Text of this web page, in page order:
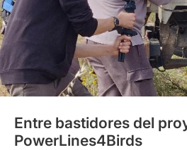
Entre bastidores del
PowerLines4Birds